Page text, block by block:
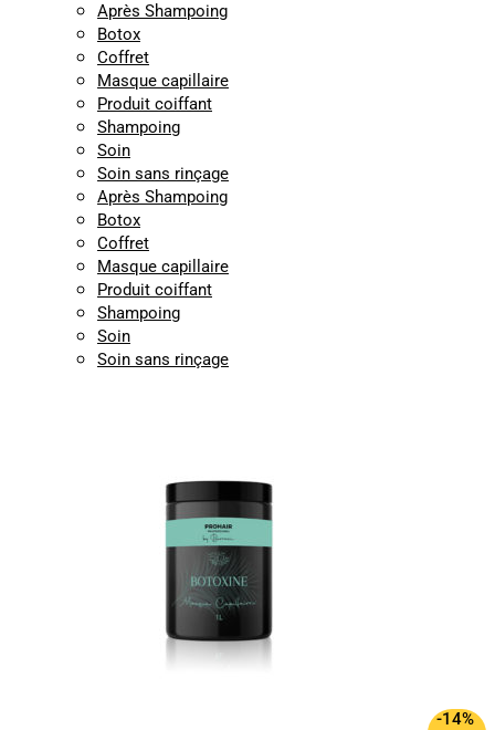
Après Shampoing
Botox
Coffret
Masque capillaire
Produit coiffant
Shampoing
Soin
Soin sans rinçage
Après Shampoing
Botox
Coffret
Masque capillaire
Produit coiffant
Shampoing
Soin
Soin sans rinçage
-14%